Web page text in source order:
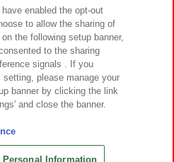
よくあるご質問・お問い合わせ
Amusement Inc.
Amusement Lab Inc.
Ltd. All Rights Reserved.
enabled the opt-out
to allow the sharing of
the following setup banner,
to the sharing
signals . If you
please manage your
banner by clicking the link
and close the banner.
Personal Information